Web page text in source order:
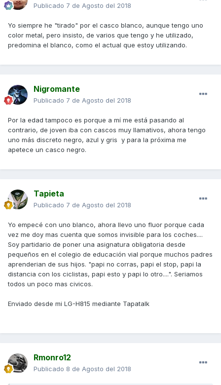
Publicado 7 de Agosto del 2018
Yo siempre he "tirado" por el casco blanco, aunque tengo uno
color metal, pero insisto, de varios que tengo y he utilizado,
predomina el blanco, como el actual que estoy utilizando.
Nigromante
Publicado 7 de Agosto del 2018
Por la edad tampoco es porque a mí me está pasando al
contrario, de joven iba con cascos muy llamativos, ahora tengo
uno más discreto negro, azul y gris y para la próxima me
apetece un casco negro.
Tapieta
Publicado 7 de Agosto del 2018
Yo empecé con uno blanco, ahora llevo uno fluor porque cada
vez me doy mas cuenta que somos invisible para los coches....
Soy partidario de poner una asignatura obligatoria desde
pequeños en el colegio de educación vial porque muchos padres
aprenderian de sus hijos. "papi no corras, papi el stop, papi la
distancia con los ciclistas, papi esto y papi lo otro....". Seriamos
todos un poco mas civicos.
Enviado desde mi LG-H815 mediante Tapatalk
Rmonro12
Publicado 8 de Agosto del 2018